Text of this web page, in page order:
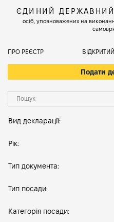
ЄДИНИЙ ДЕРЖАВНИЙ
осіб, уповноважених на
ПРО РЕЄСТР
Подати
Вид декларації:
Рік:
Тип документа:
Тип посади:
Категорія посади: